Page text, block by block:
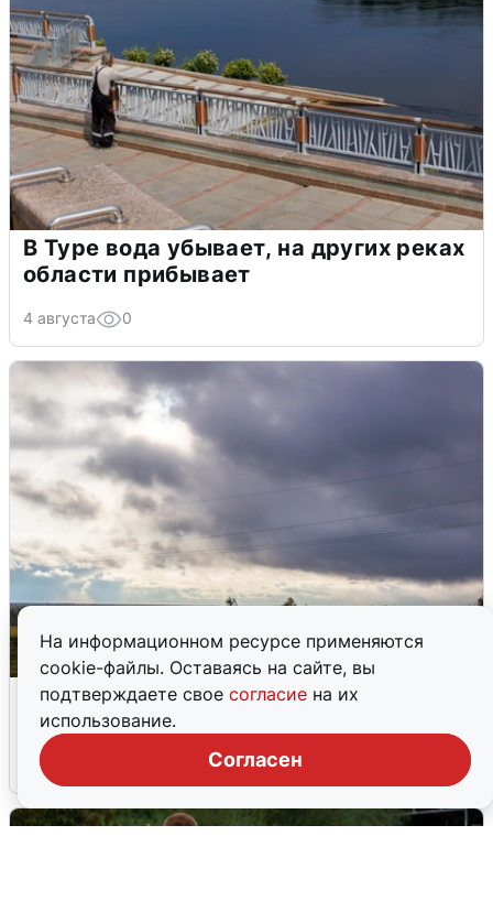
На информационном ресурсе применяются
cookie-файлы. Оставаясь на сайте, вы
подтверждаете свое согласие на их
использование.
Согласен
В Туре вода убывает, на других реках
области прибывает
4 августа 0
Над ХМАО впервые сбили
беспилотники
3 августа